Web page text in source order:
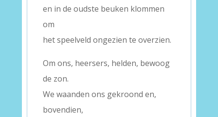
en in de oudste beuken klommen
om
het speelveld ongezien te overzien.
Om ons, heersers, helden, bewoog
de zon.
We waanden ons gekroond en,
bovendien,